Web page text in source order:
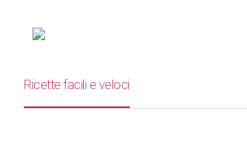
Ricette facili e veloci